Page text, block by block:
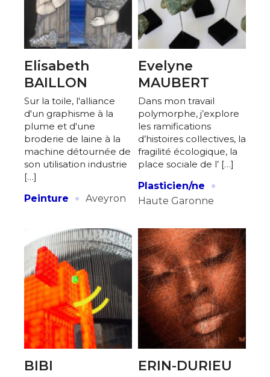
Elisabeth
BAILLON
Sur la toile, l'alliance
d'un graphisme à la
plume et d'une
broderie de laine à la
machine détournée de
son utilisation industrie
[…]
Peinture
· Aveyron
Evelyne
MAUBERT
Dans mon travail
polymorphe, j’explore
les ramifications
d’histoires collectives, la
fragilité écologique, la
place sociale de l’ […]
Plasticien/ne
·
Haute Garonne
BIBI ERIN-DURIEU